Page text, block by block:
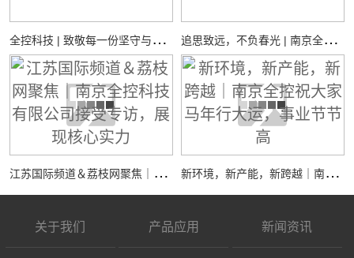
全
控科技 | 致敬每一份坚守与热爱 追
思致远，不负春光 | 南京全控祝您：清明安康
江
苏国际频道＆荔枝网聚焦｜南京全控科技有限公司接受专访，展现核心实力 新
环境，新产能，新跨越｜南京全控祝大家马年行大运，事业节节高
关于我们 产品应用 新闻资讯